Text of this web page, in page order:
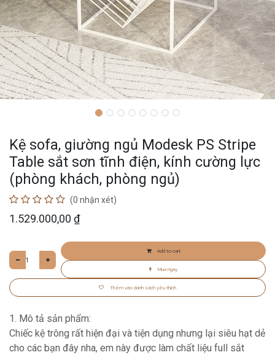
Kệ sofa, giường ngủ Modesk PS Stripe
Table sắt sơn tĩnh điện, kính cường lực
(phòng khách, phòng ngủ)
(0 nhận xét)
1.529.000,00 ₫
Add to cart
Mua ngay
Thêm vào danh sách yêu thích
1. Mô tả sản phẩm:
Chiếc kệ trông rất hiện đại và tiện dụng nhưng lại siêu hạt dẻ
cho các bạn đây nha, em này được làm chất liệu full sắt